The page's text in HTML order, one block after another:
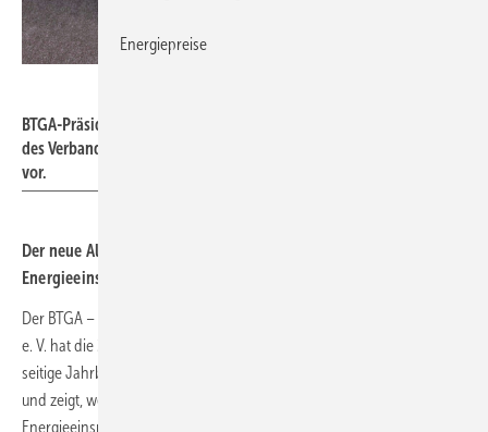
BTGA-Präsident Jan Opländer stellte das druckfrische Jahrbuch
des Verbands auf der Messe „Light + Building“ in Frankfurt am Main
vor.
Der neue Almanach des BTGA zeigt, wie die TGA-Branche
Energie­ein­spar­poten­ziale er­schließt.
Der BTGA – Bundesindustrieverband Technische Gebäudeausrüstung
e. V. hat die 26. Ausgabe seines Almanachs veröffentlicht. Das 66-
seitige Jahrbuch beleuchtet zentrale Entwicklungen der TGA-Branche
und zeigt, welchen Beitrag sie zur Erschließung von
Energieeinsparpotenzialen leistet – insbesondere in
Energiepreise